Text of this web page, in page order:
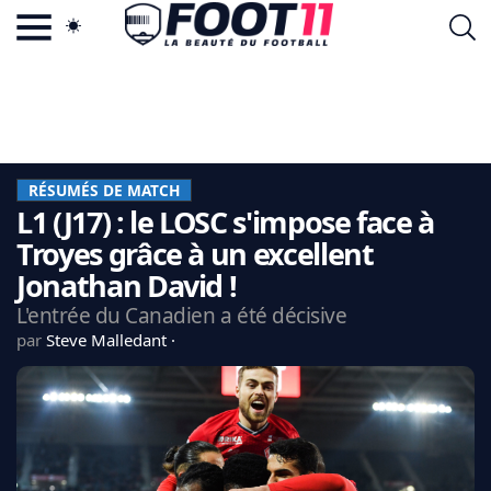
LA CHARTE
VIE PRIVÉE
CGU
CONTACTEZ-NOUS
CDM 2026
EDF
PSG
LIGUE 1
RÉSUMÉS DE MATCH
L1 (J17) : le LOSC s'impose face à
Troyes grâce à un excellent
Jonathan David !
L'entrée du Canadien a été décisive
par Steve Malledant